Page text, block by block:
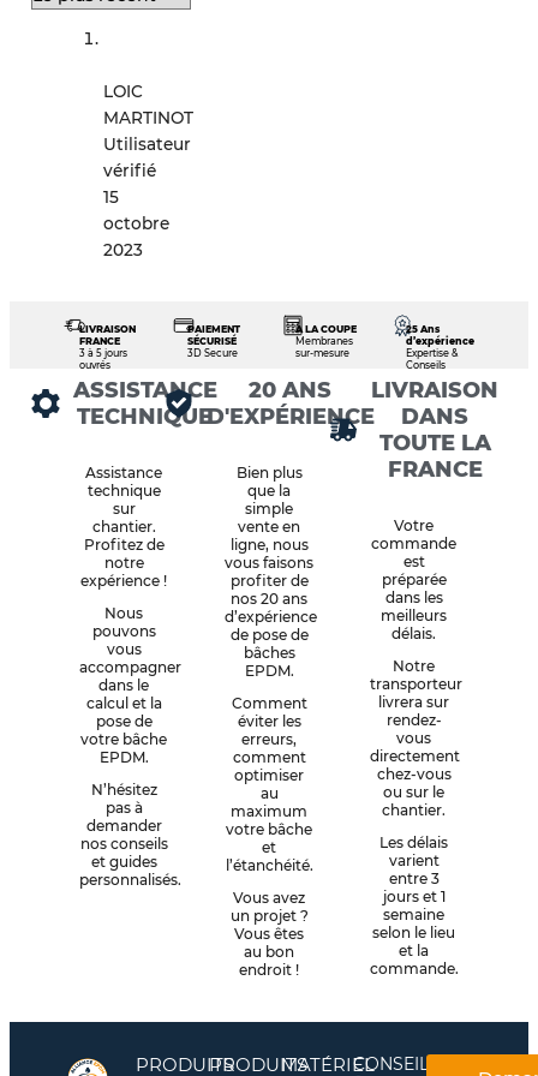
LOIC
MARTINOT
Utilisateur
vérifié
15
octobre
2023
LIVRAISON
FRANCE
3 à 5 jours
ouvrés
PAIEMENT
SÉCURISÉ
3D Secure
À LA COUPE
Membranes
sur-mesure
25 Ans
d’expérience
Expertise &
Conseils
ASSISTANCE
TECHNIQUE
Assistance
technique
sur
chantier.
Profitez de
notre
expérience !
Nous
pouvons
vous
accompagner
dans le
calcul et la
pose de
votre bâche
EPDM.
N’hésitez
pas à
demander
nos conseils
et guides
personnalisés.
20 ANS
D'EXPÉRIENCE
Bien plus
que la
simple
vente en
ligne, nous
vous faisons
profiter de
nos 20 ans
d’expérience
de pose de
bâches
EPDM.
Comment
éviter les
erreurs,
comment
optimiser
au
maximum
votre bâche
et
l’étanchéité.
Vous avez
un projet ?
Vous êtes
au bon
endroit !
LIVRAISON
DANS
TOUTE LA
FRANCE
Votre
commande
est
préparée
dans les
meilleurs
délais.
Notre
transporteur
livrera sur
rendez-
vous
directement
chez-vous
ou sur le
chantier.
Les délais
varient
entre 3
jours et 1
semaine
selon le lieu
et la
commande.
PRODUITSPRODUITSMATÉRIELCONSEILS